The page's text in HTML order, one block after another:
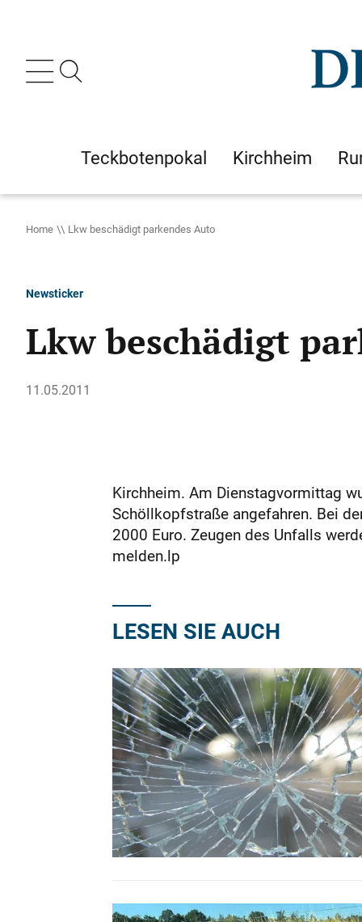
Teckbotenpokal Kirchheim
Home Lkw beschädigt parkendes Auto
Newsticker
Lkw beschädigt
11.05.2011
Kirchheim. Am Dienstagvormittag
Schöllkopfstraße angefahren. Bei
2000 Euro. Zeugen des Unfalls
melden.lp
LESEN SIE AUCH